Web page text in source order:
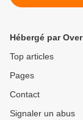
Hébergé par
Top articles
Pages
Contact
Signaler un abus